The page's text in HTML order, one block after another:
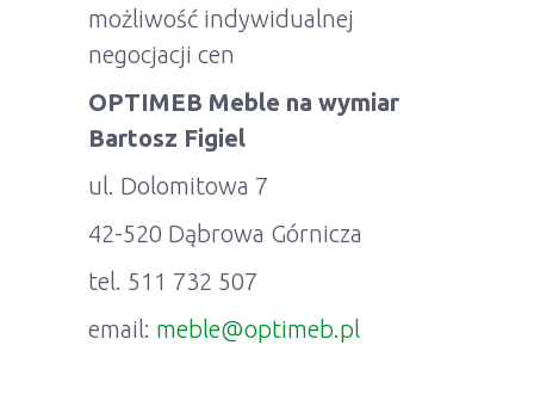
możliwość indywidualnej
negocjacji cen
OPTIMEB Meble na wymiar
Bartosz Figiel
ul. Dolomitowa 7
42-520 Dąbrowa Górnicza
tel. 511 732 507
email: meble@optimeb.pl